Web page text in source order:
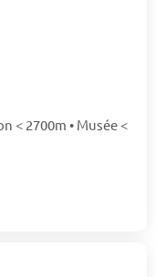
< 2700m • Musée <